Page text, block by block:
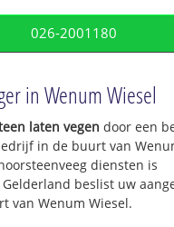
026-2001180
in Wenum Wiesel
laten vegen door een
in de buurt van
diensten is
beslist uw
van Wenum Wiesel.